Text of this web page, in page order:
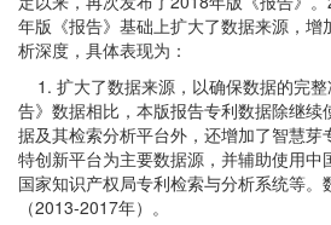
年版《报告》基础上扩大了数据来源，增
析深度，具体表现为：
1. 扩大了数据来源，以确保数据的完
告》数据相比，本版报告专利数据除继续
据及其检索分析平台外，还增加了智慧芽
特创新平台为主要数据源，并辅助使用中
国家知识产权局专利检索与分析系统等。
（2013-2017年）。